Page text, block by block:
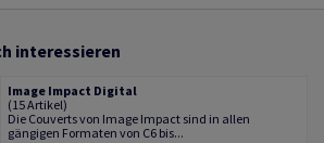
interessieren
Image Impact Digital
(15 Artikel)
Die Couverts von Image Impact sind in allen
gängigen Formaten von C6 bis...